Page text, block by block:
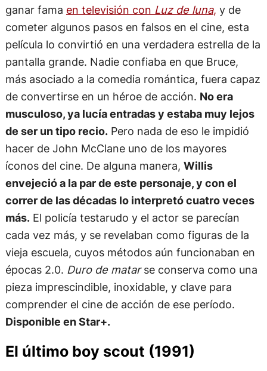
ganar fama en televisión con Luz de luna, y de
cometer algunos pasos en falsos en el cine, esta
película lo convirtió en una verdadera estrella de la
pantalla grande. Nadie confiaba en que Bruce,
más asociado a la comedia romántica, fuera capaz
de convertirse en un héroe de acción. No era
musculoso, ya lucía entradas y estaba muy lejos
de ser un tipo recio.Pero nada de eso le impidió
hacer de John McClane uno de los mayores
íconos del cine. De alguna manera, Willis
envejeció a la par de este personaje, y con el
correr de las décadas lo interpretó cuatro veces
más.El policía testarudo y el actor se parecían
cada vez más, y se revelaban como figuras de la
vieja escuela, cuyos métodos aún funcionaban en
épocas 2.0. Duro de matarse conserva como una
pieza imprescindible, inoxidable, y clave para
comprender el cine de acción de ese período.
Disponible en Star+.
El último boy scout (1991)